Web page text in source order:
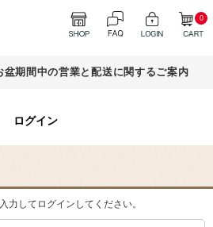
0
盆期間中の営業と配送に関するご案内
ログイン
力してログインしてください。